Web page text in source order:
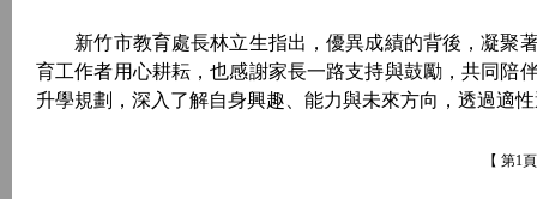
新竹市教育處長林立生指出，優異成績的背後，凝聚
育工作者用心耕耘，也感謝家長一路支持與鼓勵，共同陪
升學規劃，深入了解自身興趣、能力與未來方向，透過適
【 第1